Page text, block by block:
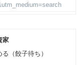
家
（餃子待ち）